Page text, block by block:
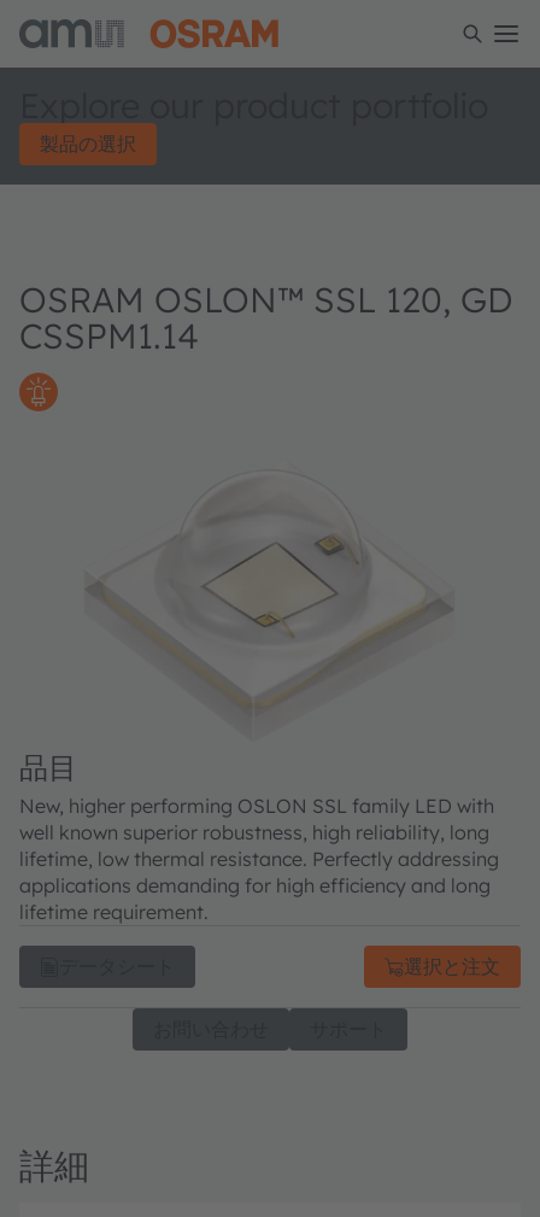
製品の選択
OSRAM OSLON™ SSL 120, GD
CSSPM1.14
品目
New, higher performing OSLON SSL family LED with
well known superior robustness, high reliability, long
lifetime, low thermal resistance. Perfectly addressing
applications demanding for high efficiency and long
lifetime requirement.
選択と注文
詳細